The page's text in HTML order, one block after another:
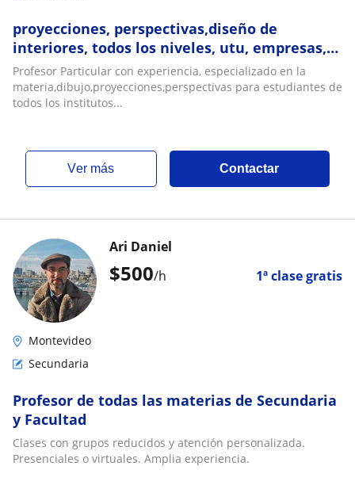
proyecciones, perspectivas,diseño de
interiores, todos los niveles, utu, empresas,
secundaria
Profesor Particular con experiencia, especializado en la
materia,dibujo,proyecciones,perspectivas para estudiantes de
todos los institutos...
ver más Contactar
$500/h 1ª clase gratis
Ari Daniel
Montevideo
Secundaria
Profesor de todas las materias de Secundaria
y Facultad
Clases con grupos reducidos y atención personalizada.
Presenciales o virtuales. Amplia experiencia.